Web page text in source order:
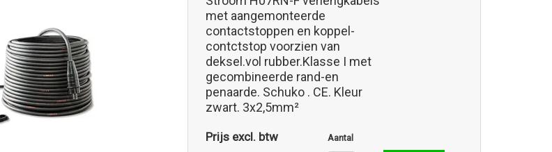
met aangemonteerde
contactstoppen en koppel-
contctstop voorzien van
deksel.vol rubber.Klasse I met
gecombineerde rand-en
penaarde. Schuko . CE. Kleur
zwart. 3x2,5mm²
Prijs excl. btw Aantal